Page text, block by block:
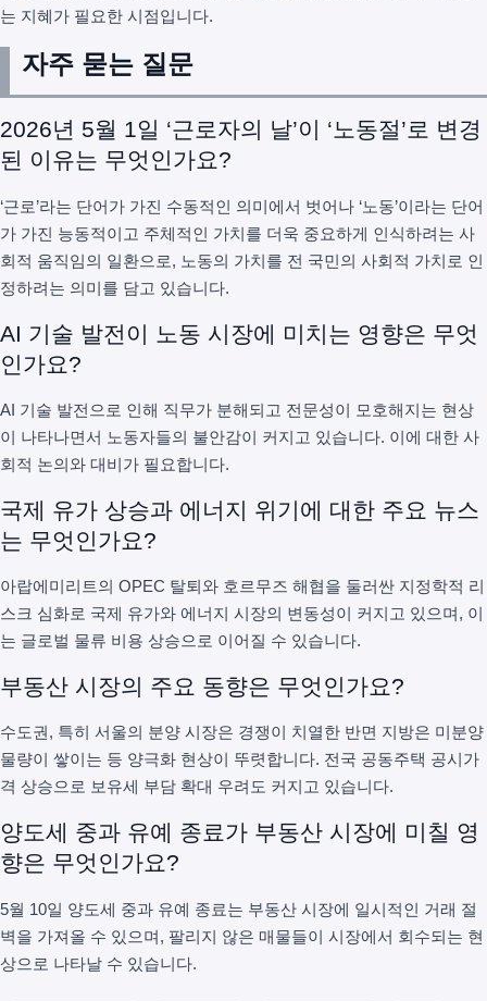
는 지혜가 필요한 시점입니다.
자주 묻는 질문
2026년 5월 1일 ‘근로자의 날’이 ‘노동절’로 변경
된 이유는 무엇인가요?
‘근로’라는 단어가 가진 수동적인 의미에서 벗어나 ‘노동’이라는 단어
가 가진 능동적이고 주체적인 가치를 더욱 중요하게 인식하려는 사
회적 움직임의 일환으로, 노동의 가치를 전 국민의 사회적 가치로 인
정하려는 의미를 담고 있습니다.
AI 기술 발전이 노동 시장에 미치는 영향은 무엇
인가요?
AI 기술 발전으로 인해 직무가 분해되고 전문성이 모호해지는 현상
이 나타나면서 노동자들의 불안감이 커지고 있습니다. 이에 대한 사
회적 논의와 대비가 필요합니다.
국제 유가 상승과 에너지 위기에 대한 주요 뉴스
는 무엇인가요?
아랍에미리트의 OPEC 탈퇴와 호르무즈 해협을 둘러싼 지정학적 리
스크 심화로 국제 유가와 에너지 시장의 변동성이 커지고 있으며, 이
는 글로벌 물류 비용 상승으로 이어질 수 있습니다.
부동산 시장의 주요 동향은 무엇인가요?
수도권, 특히 서울의 분양 시장은 경쟁이 치열한 반면 지방은 미분양
물량이 쌓이는 등 양극화 현상이 뚜렷합니다. 전국 공동주택 공시가
격 상승으로 보유세 부담 확대 우려도 커지고 있습니다.
양도세 중과 유예 종료가 부동산 시장에 미칠 영
향은 무엇인가요?
5월 10일 양도세 중과 유예 종료는 부동산 시장에 일시적인 거래 절
벽을 가져올 수 있으며, 팔리지 않은 매물들이 시장에서 회수되는 현
상으로 나타날 수 있습니다.